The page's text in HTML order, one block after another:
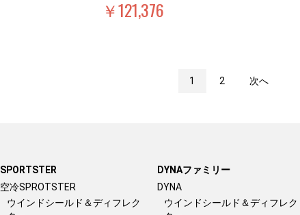
￥121,376
1 2 次へ
SPORTSTER
空冷SPROTSTER
ウインドシールド＆ディフレク
DYNAファミリー
DYNA
ウインドシールド＆ディフレク